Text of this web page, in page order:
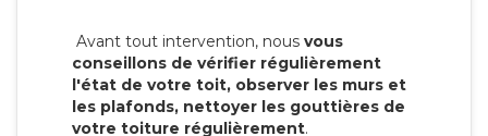
Avant tout intervention, nous vous
conseillons de vérifier régulièrement
l'état de votre toit, observer les murs et
les plafonds, nettoyer les gouttières de
votre toiture régulièrement.